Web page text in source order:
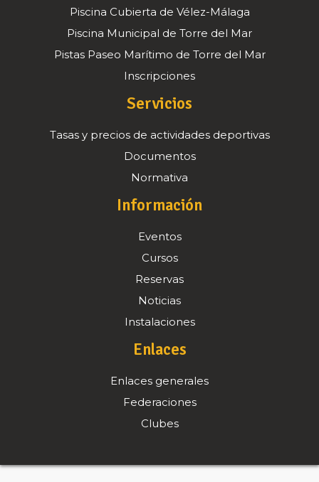
Piscina Cubierta de Vélez-Málaga
Piscina Municipal de Torre del Mar
Pistas Paseo Marítimo de Torre del Mar
Inscripciones
Servicios
Tasas y precios de actividades deportivas
Documentos
Normativa
Información
Eventos
Cursos
Reservas
Noticias
Instalaciones
Enlaces
Enlaces generales
Federaciones
Clubes